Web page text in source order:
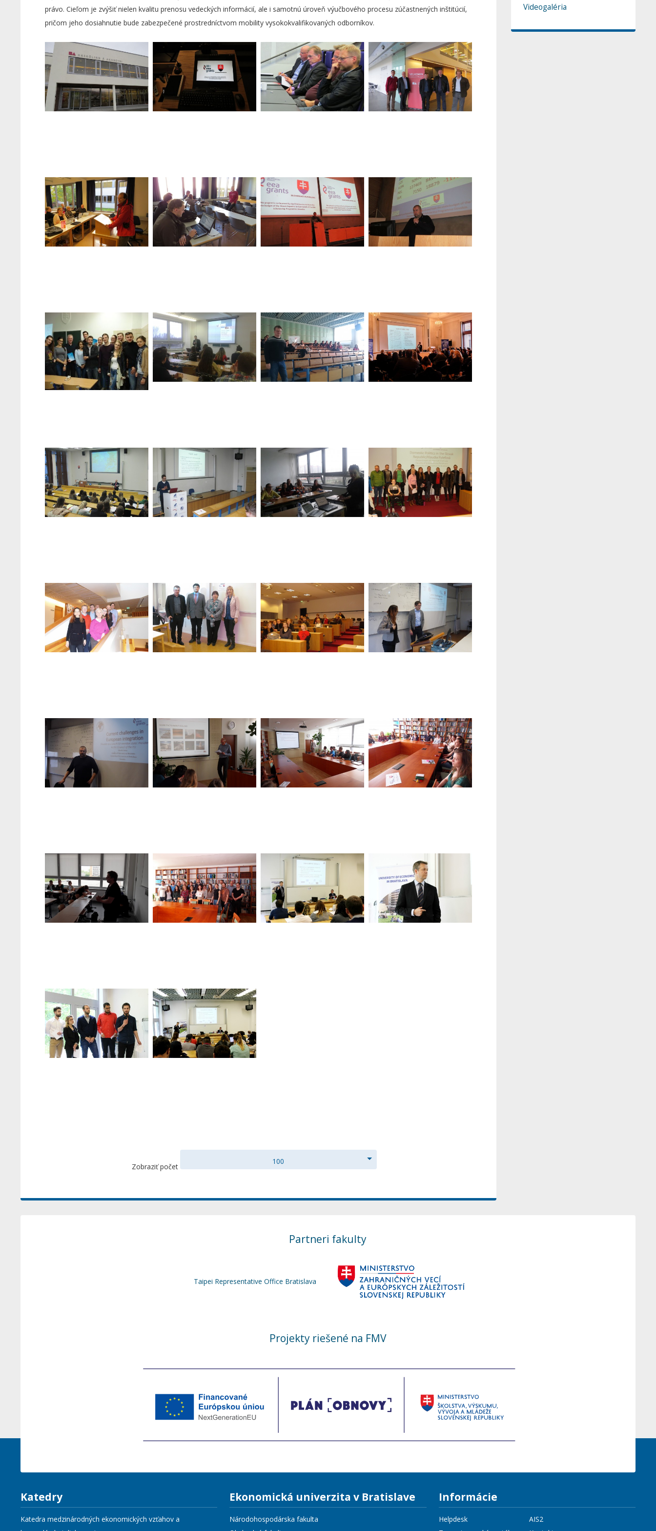
právo. Cieľom je zvýšiť nielen kvalitu prenosu vedeckých informácií, ale i samotnú úroveň výučbového procesu zúčastnených inštitúcií,
pričom jeho dosiahnutie bude zabezpečené prostredníctvom mobility vysokokvalifikovaných odborníkov.
Zobraziť počet
100
Videogaléria
Partneri fakulty
Taipei Representative Office Bratislava
Projekty riešené na FMV
Katedry
Katedra medzinárodných ekonomických vzťahov a
Ekonomická univerzita v Bratislave
Národohospodárska fakulta
Informácie
Helpdesk
AIS2